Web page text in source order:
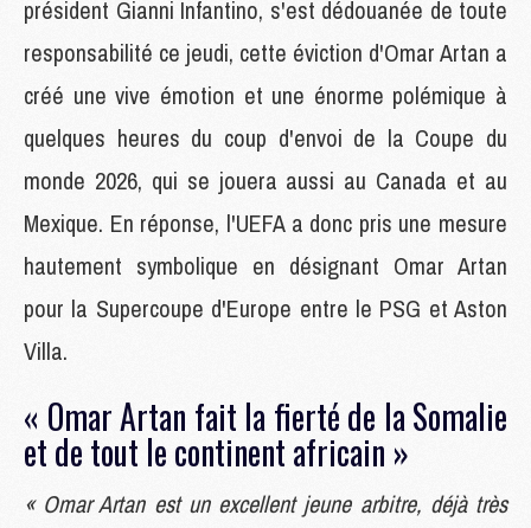
président Gianni Infantino, s'est dédouanée de toute
responsabilité ce jeudi, cette éviction d'Omar Artan a
créé une vive émotion et une énorme polémique à
quelques heures du coup d'envoi de la Coupe du
monde 2026, qui se jouera aussi au Canada et au
Mexique. En réponse, l'UEFA a donc pris une mesure
hautement symbolique en désignant Omar Artan
pour la Supercoupe d'Europe entre le PSG et Aston
Villa.
« Omar Artan fait la fierté de la Somalie
et de tout le continent africain »
« Omar Artan est un excellent jeune arbitre, déjà très